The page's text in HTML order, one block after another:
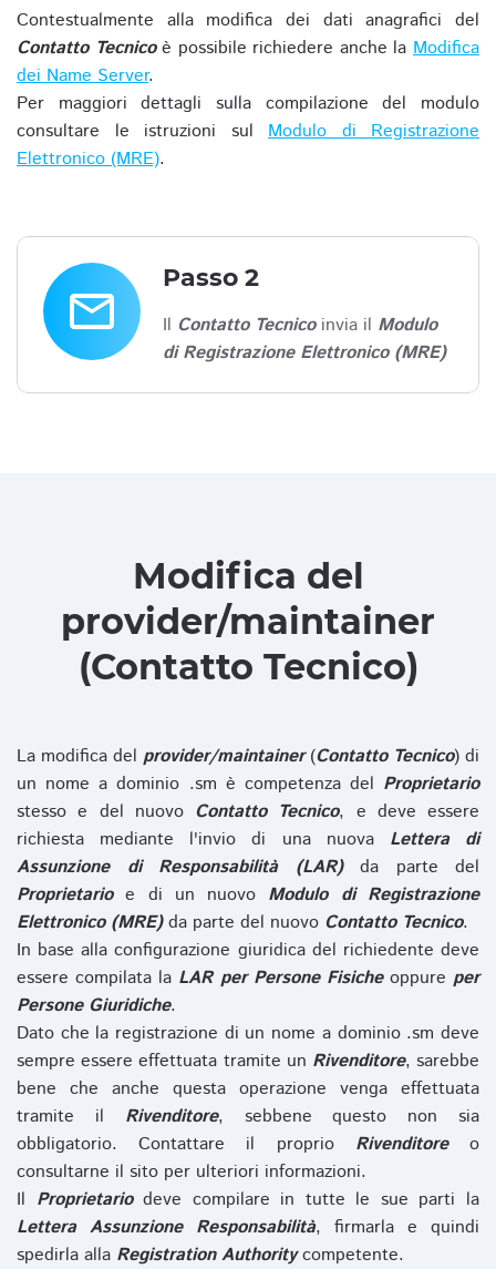
Contestualmente alla modifica dei dati anagrafici del
Contatto Tecnicoè possibile richiedere anche laModifica
dei Name Server.
Per maggiori dettagli sulla compilazione del modulo
consultare le istruzioni sul Modulo di Registrazione
Elettronico (MRE).
email
Passo 2
Il Contatto Tecnicoinvia il Modulo
di Registrazione Elettronico (MRE)
Modifica del
provider/maintainer
(Contatto Tecnico)
La modifica del provider/maintainer(Contatto Tecnico) di
un nome a dominio .sm è competenza del Proprietario
stesso e del nuovo Contatto Tecnico, e deve essere
richiesta mediante l'invio di una nuova Lettera di
Assunzione di Responsabilità (LAR)da parte del
Proprietarioe di un nuovo Modulo di Registrazione
Elettronico (MRE)da parte del nuovo Contatto Tecnico.
In base alla configurazione giuridica del richiedente deve
essere compilata la LAR per Persone Fisicheoppure per
Persone Giuridiche.
Dato che la registrazione di un nome a dominio .sm deve
sempre essere effettuata tramite un Rivenditore, sarebbe
bene che anche questa operazione venga effettuata
tramite il Rivenditore, sebbene questo non sia
obbligatorio. Contattare il proprio Rivenditoreo
consultarne il sito per ulteriori informazioni.
Il Proprietariodeve compilare in tutte le sue parti la
Lettera Assunzione Responsabilità, firmarla e quindi
spedirla alla Registration Authoritycompetente.